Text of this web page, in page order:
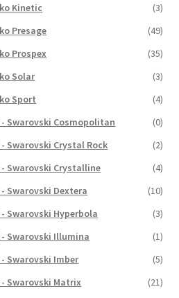
Kinetic
(3)
Presage
(49)
Prospex
(35)
Solar
(3)
Sport
(4)
Swarovski Cosmopolitan
(0)
Swarovski Crystal Rock
(2)
Swarovski Crystalline
(4)
Swarovski Dextera
(10)
Swarovski Hyperbola
(3)
Swarovski Illumina
(1)
Swarovski Imber
(5)
Swarovski Matrix
(21)